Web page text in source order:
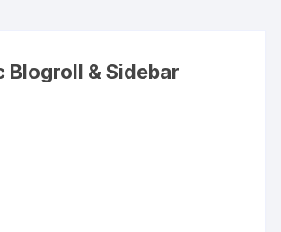
Blogroll & Sidebar